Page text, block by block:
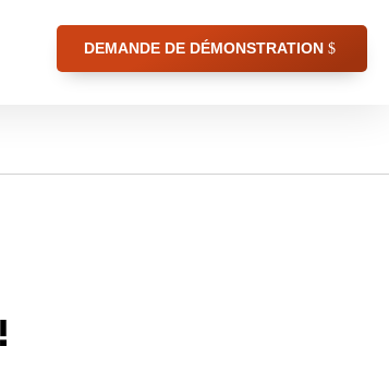
DEMANDE DE DÉMONSTRATION